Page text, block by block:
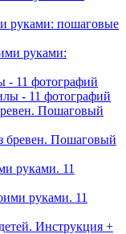
руками: пошаговые
- 11 фотографий
Пошаговый
руками. 11
Инструкция +